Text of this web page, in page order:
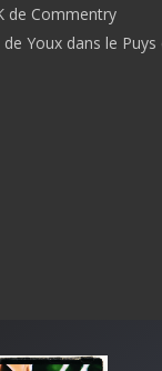
de Commentry
de Youx dans le